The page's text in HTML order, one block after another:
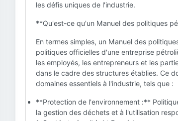
les défis uniques de l'industrie.
**Qu'est-ce qu'un Manuel des politiques
En termes simples, un Manuel des
politiques officielles d'une entreprise
les employés, les entrepreneurs et les
dans le cadre des structures établies. Ce
domaines essentiels à l'industrie, tels que :
**Protection de l'environnement :**
la gestion des déchets et à l'utilisation